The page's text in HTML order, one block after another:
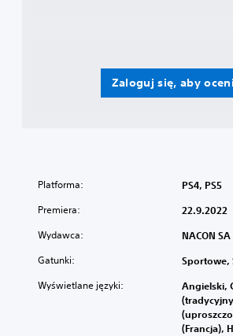
Zaloguj się, aby
Platforma: PS4, PS5
Premiera: 22.9.2022
Wydawca: NACON SA
Gatunki: Sportowe,
Wyświetlane języki:
Angielski,
(Francja),